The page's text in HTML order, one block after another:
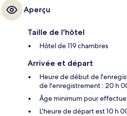
Aperçu
Taille de l'hôtel
Hôtel de 119 chambres
Arrivée et départ
Heure de début de
de l'enregistrement : 20 h
Âge minimum pour
L'heure de départ est 10 h